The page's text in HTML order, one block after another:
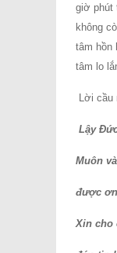
giờ phút
không
tâm hồn
tâm lo
Lời cầu
Lậy
Muôn
được
Xin cho